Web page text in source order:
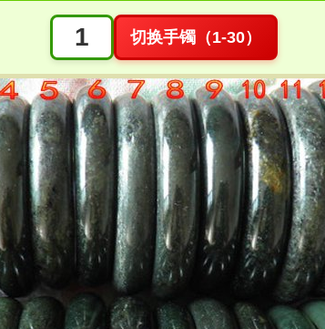
切换手镯（1-30）